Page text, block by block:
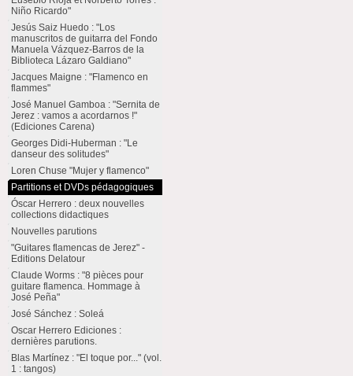
Niño Ricardo"
Jesús Saiz Huedo : "Los
manuscritos de guitarra del Fondo
Manuela Vázquez-Barros de la
Biblioteca Lázaro Galdiano"
Jacques Maigne : "Flamenco en
flammes"
José Manuel Gamboa : "Sernita de
Jerez : vamos a acordarnos !"
(Ediciones Carena)
Georges Didi-Huberman : "Le
danseur des solitudes"
Loren Chuse "Mujer y flamenco"
Partitions et DVDs pédagogiques
Óscar Herrero : deux nouvelles
collections didactiques
Nouvelles parutions
"Guitares flamencas de Jerez" -
Editions Delatour
Claude Worms : "8 pièces pour
guitare flamenca. Hommage à
José Peña"
José Sánchez : Soleá
Oscar Herrero Ediciones :
dernières parutions.
Blas Martínez : "El toque por..." (vol.
1 : tangos)